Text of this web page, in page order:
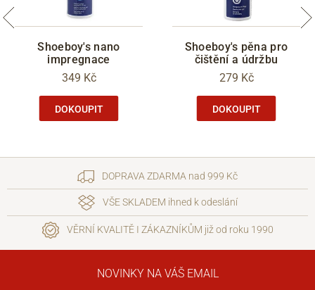
Shoeboy's nano
impregnace
349 Kč
DOKOUPIT
Shoeboy's pěna pro
čištění a údržbu
279 Kč
DOKOUPIT
DOPRAVA ZDARMA nad 999 Kč
VŠE SKLADEM ihned k odeslání
VĚRNÍ KVALITĚ I ZÁKAZNÍKŮM již od roku 1990
NOVINKY NA VÁŠ EMAIL